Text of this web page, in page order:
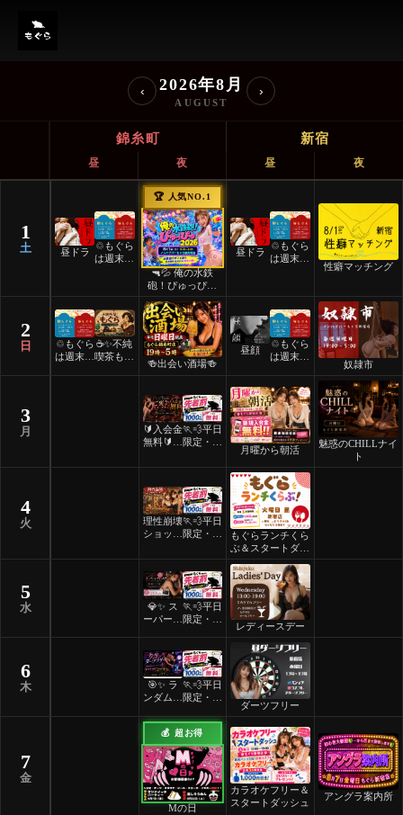
ノンハプバーもぐら イベント
‹ 2026年8月
AUGUST
›
錦糸町 新宿
昼 夜 昼 夜
1
土 昼ドラ
♲もぐら
は週末祝
🏆 人気NO.1
🔫💦 俺の水鉄
砲！ぴゅっぴゅ
2026 💦🔫
昼ドラ
♲もぐら
は週末祝
性癖マッチング
2
日
♲もぐら
は週末祝
☕️✨不純
喫茶もぐ
🍻出会い酒場🍻
昼顔
♲もぐら
は週末祝
奴隷市
3
月
🔰入会金
無料🔰ご
ーツナイ
🏃💨平日
限定・先
月曜から朝活
魅惑のCHILLナイ
ト
4
火
理性崩壊
ショット
ー
🏃💨平日
限定・先
もぐらランチくら
ぶ＆スタートダッ
シュ
5
水
💎✨ ス
ーパーレ
💎
🏃💨平日
限定・先
レディースデー
6
木
🎯✨ ラ
ンダムマ
ツフリー
✨🎯
🏃💨平日
限定・先
ダーツフリー
7
金
💰 超お得
Mの日
カラオケフリー＆
スタートダッシュ
アングラ案内所